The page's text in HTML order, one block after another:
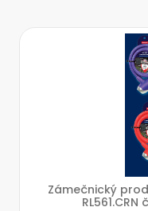
Zámečnický
RL561.CRN